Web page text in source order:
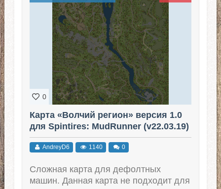
0
Карта «Волчий регион» версия 1.0
для Spintires: MudRunner (v22.03.19)
AndreyD6 1140 0
Сложная карта для дефолтных
машин. Данная карта не подходит для